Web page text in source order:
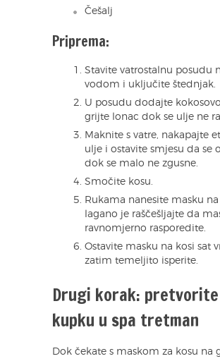
Češalj
Priprema:
Stavite vatrostalnu posudu
vodom i uključite štednjak.
U posudu dodajte
grijte lonac dok se ulje ne
Maknite s vatre, nakapajte
ulje i ostavite smjesu da se
dok se malo ne zgusne.
Smočite kosu.
Rukama nanesite masku
lagano je raščešljajte da
ravnomjerno rasporedite.
Ostavite masku na kosi sat
zatim temeljito isperite.
Drugi korak: pretvorite
kupku u spa tretman
Dok čekate s maskom za kosu na